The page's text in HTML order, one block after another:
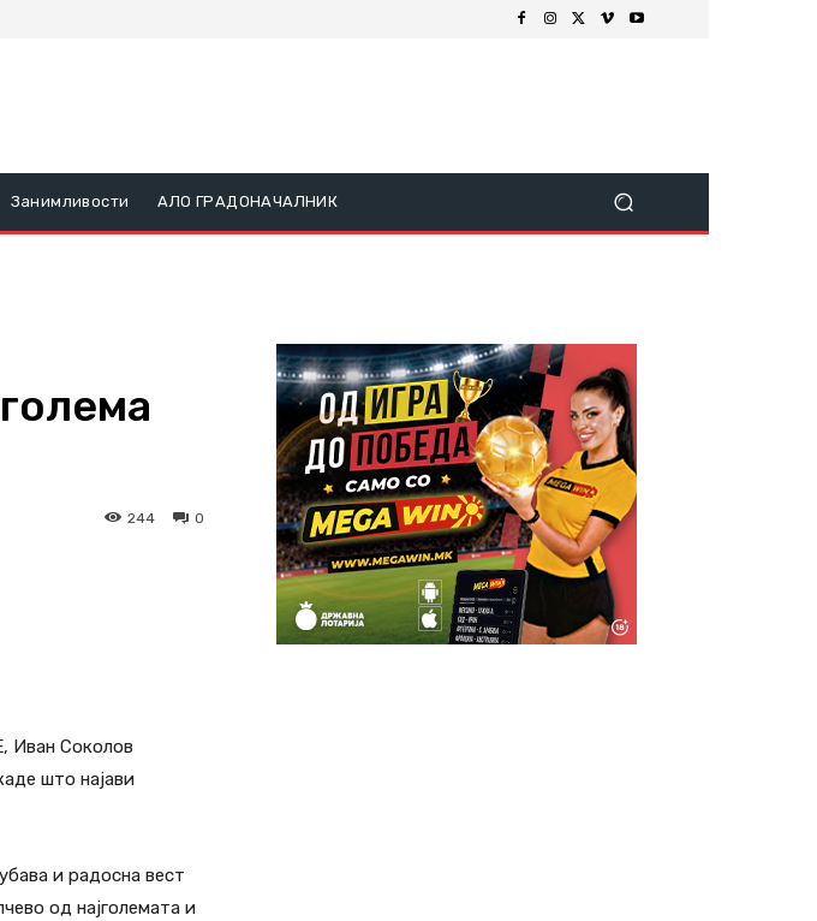
Занимливости АЛО ГРАДОНАЧАЛНИК
0
244
Иван Соколов
што најави
и радосна вест
во од најголемата и